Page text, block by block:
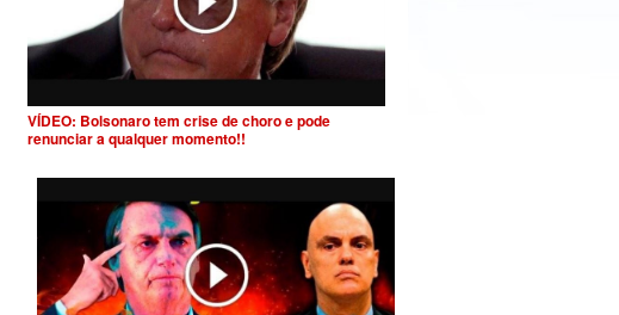
VÍDEO: Bolsonaro tem crise de choro e pode
renunciar a qualquer momento!!